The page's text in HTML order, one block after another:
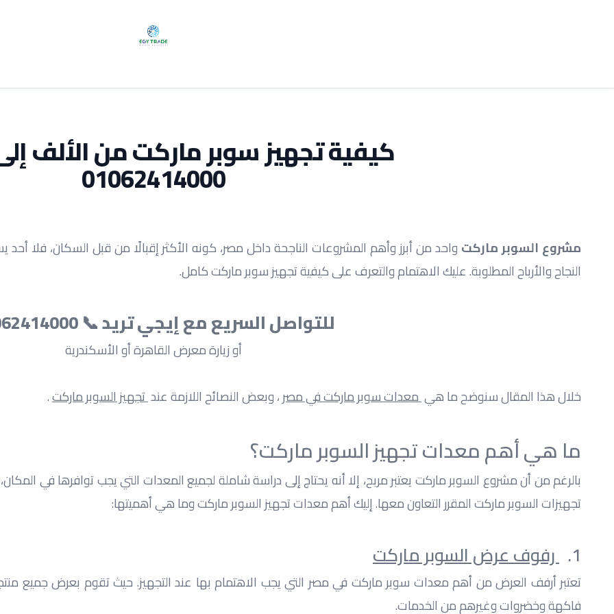
كيفية تجهيز سوبر ماركت من الألف
01062414000
مشروع السوبر ماركت
النجاح والأرباح المطلوبة. عليك الاهتمام والتعرف على كيفية تجهيز سوبر ماركت كامل.
للتواصل السريع مع إيجي تريد 📞 01062414000
أو زيارة معرض القاهرة أو الأسكندرية
خلال هذا المقال سنوضح ما هي معدات سوبر ماركت في مصر ، وبعض النصائح اللازمة عند تجهيز السوبر ماركت .
ما هي أهم معدات تجهيز السوبر ماركت؟
تجهيزات السوبر ماركت المقرر التعاون معها. إليك أهم معدات تجهيز السوبر ماركت وما هي أهميتها:
1. رفوف عرض السوبر ماركت
فاكهة وخضروات وغيرهم من الخدمات.